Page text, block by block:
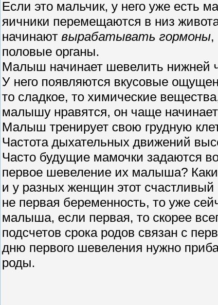
Если это мальчик, у него уже есть
яичники перемещаются в низ
начинают вырабатывать гормоны,
половые органы.
Малыш начинает шевелить нижней
У него появляются вкусовые
то сладкое, то химические
малышу нравятся, он чаще
Малыш тренирует свою грудную
Частота дыхательных движений
Часто будущие мамочки задаются
первое шевеление их малыша?
и у разных женщин этот
не первая беременность, то уже
малыша, если первая, то скорее
подсчетов срока родов связан с
дню первого шевеления нужно
роды.